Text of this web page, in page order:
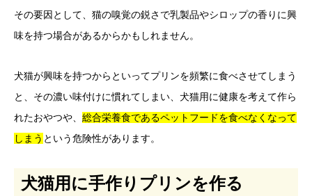
その要因として、猫の嗅覚の鋭さで乳製品やシロップの香りに興
味を持つ場合があるからかもしれません。
犬猫が興味を持つからといってプリンを頻繁に食べさせてしまう
と、その濃い味付けに慣れてしまい、犬猫用に健康を考えて作ら
れたおやつや、 総合栄養食であるペットフードを食べなくなって
しまう という危険性があります。
犬猫用に手作りプリンを作る